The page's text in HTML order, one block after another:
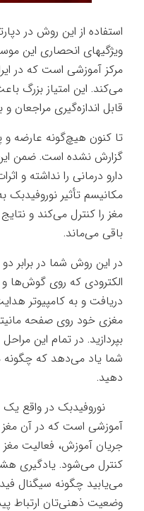
استفاده از این روش در
ویژگیهای انحصاری این
مرکز آموزشی است که در
می‌کند. این امتیاز بزرگ
قابل اندازه‌گیری مراجعان
تا کنون هیچ‌گونه عارضه و
گزارش نشده است. ضمن
دارو درمانی را نداشته و
مکانیسم تأثیر
مغز را کنترل می‌کند و
باقی می‌ماند.
الکترودی که روی گوش‌ها و
دریافت و به کامپیوتر
مغزی خود روی صفحه
بپردازید. در تمام این
شما یاد می‌دهد که چگونه
دهید.
نوروفیدبک در واقع یک
آموزشی است که در آن مغز
جریان آموزش، فعاليت مغز
كنترل مي‌شود. يادگيري
مي‌يابید چگونه سيگنال
وضعيت ذهني‌تان ارتباط